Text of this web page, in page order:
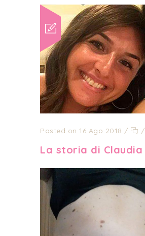
Posted on 16 Ago 2018 / /
La storia di Claudia